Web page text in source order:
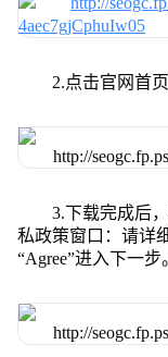
2.点击官网首
3.下载完成后
私政策窗口：请详
“Agree”进入下一步